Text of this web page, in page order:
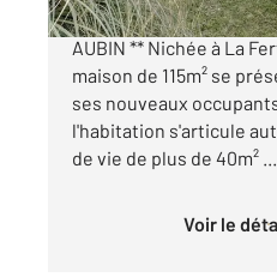
** MAISON SOLOGNOTE
AUBIN ** Nichée à La
maison de 115m² se
ses nouveaux
l'habitation s'articule
de vie de plus de 40m² ...
Voir le